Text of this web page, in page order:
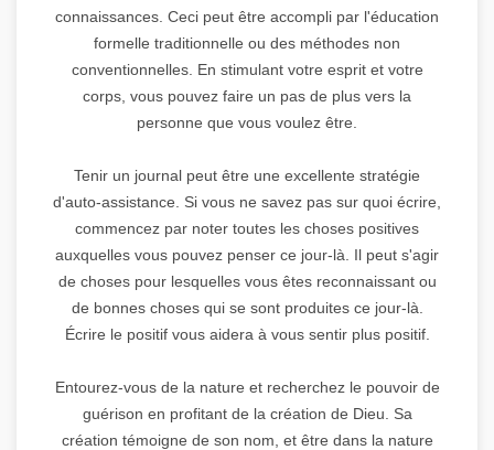
connaissances. Ceci peut être accompli par l'éducation
formelle traditionnelle ou des méthodes non
conventionnelles. En stimulant votre esprit et votre
corps, vous pouvez faire un pas de plus vers la
personne que vous voulez être.
Tenir un journal peut être une excellente stratégie
d'auto-assistance. Si vous ne savez pas sur quoi écrire,
commencez par noter toutes les choses positives
auxquelles vous pouvez penser ce jour-là. Il peut s'agir
de choses pour lesquelles vous êtes reconnaissant ou
de bonnes choses qui se sont produites ce jour-là.
Écrire le positif vous aidera à vous sentir plus positif.
Entourez-vous de la nature et recherchez le pouvoir de
guérison en profitant de la création de Dieu. Sa
création témoigne de son nom, et être dans la nature